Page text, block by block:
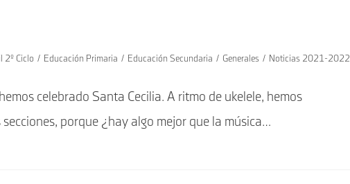
2º Ciclo / Educación Primaria / Educación Secundaria / Generales / Noticias 2021-2022
celebrado Santa Cecilia. A ritmo de ukelele, hemos
porque ¿hay algo mejor que la música…